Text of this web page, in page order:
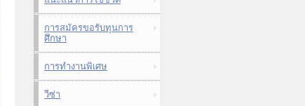
การสมัครขอรับทุนการ
ศึกษา
การทำงานพิเศษ
วีซ่า